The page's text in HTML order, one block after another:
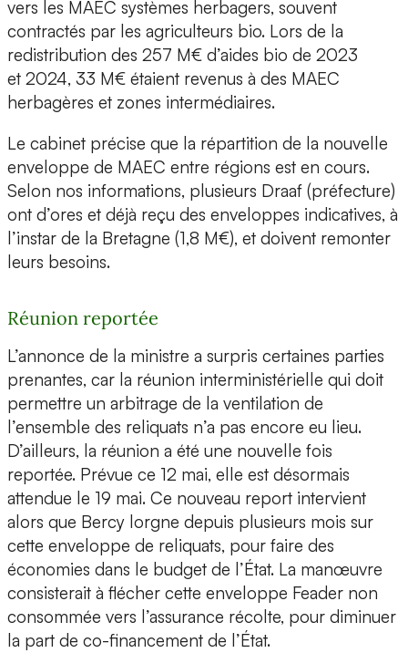
vers les MAEC systèmes herbagers, souvent
contractés par les agriculteurs bio. Lors de la
redistribution des 257 M€ d’aides bio de 2023
et 2024, 33 M€ étaient revenus à des MAEC
herbagères et zones intermédiaires.
Le cabinet précise que la répartition de la nouvelle
enveloppe de MAEC entre régions est en cours.
Selon nos informations, plusieurs Draaf (préfecture)
ont d’ores et déjà reçu des enveloppes indicatives, à
l’instar de la Bretagne (1,8 M€), et doivent remonter
leurs besoins.
Réunion reportée
L’annonce de la ministre a surpris certaines parties
prenantes, car la réunion interministérielle qui doit
permettre un arbitrage de la ventilation de
l’ensemble des reliquats n’a pas encore eu lieu.
D’ailleurs, la réunion a été une nouvelle fois
reportée. Prévue ce 12 mai, elle est désormais
attendue le 19 mai. Ce nouveau report intervient
alors que Bercy lorgne depuis plusieurs mois sur
cette enveloppe de reliquats, pour faire des
économies dans le budget de l’État. La manœuvre
consisterait à flécher cette enveloppe Feader non
consommée vers l’assurance récolte, pour diminuer
la part de co-financement de l’État.